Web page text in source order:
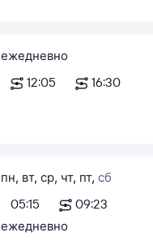
ежедневно
12:05
16:30
пн, вт, ср, чт, пт, сб
05:15
09:23
ежедневно